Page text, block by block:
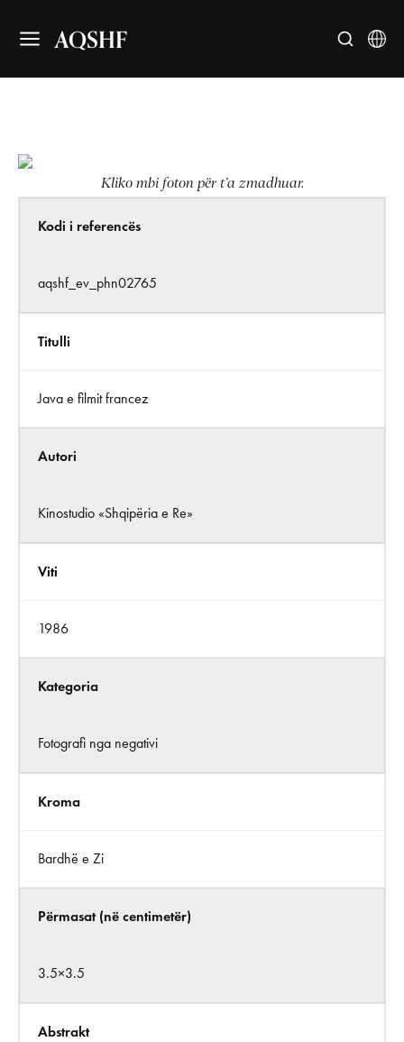
AQSHF
Kliko mbi foton për t’a zmadhuar.
Kodi i referencës
aqshf_ev_phn02765
Titulli
Java e filmit francez
Autori
Kinostudio «Shqipëria e Re»
Viti
1986
Kategoria
Fotografi nga negativi
Kroma
Bardhë e Zi
Përmasat (në centimetër)
3.5×3.5
Abstrakt